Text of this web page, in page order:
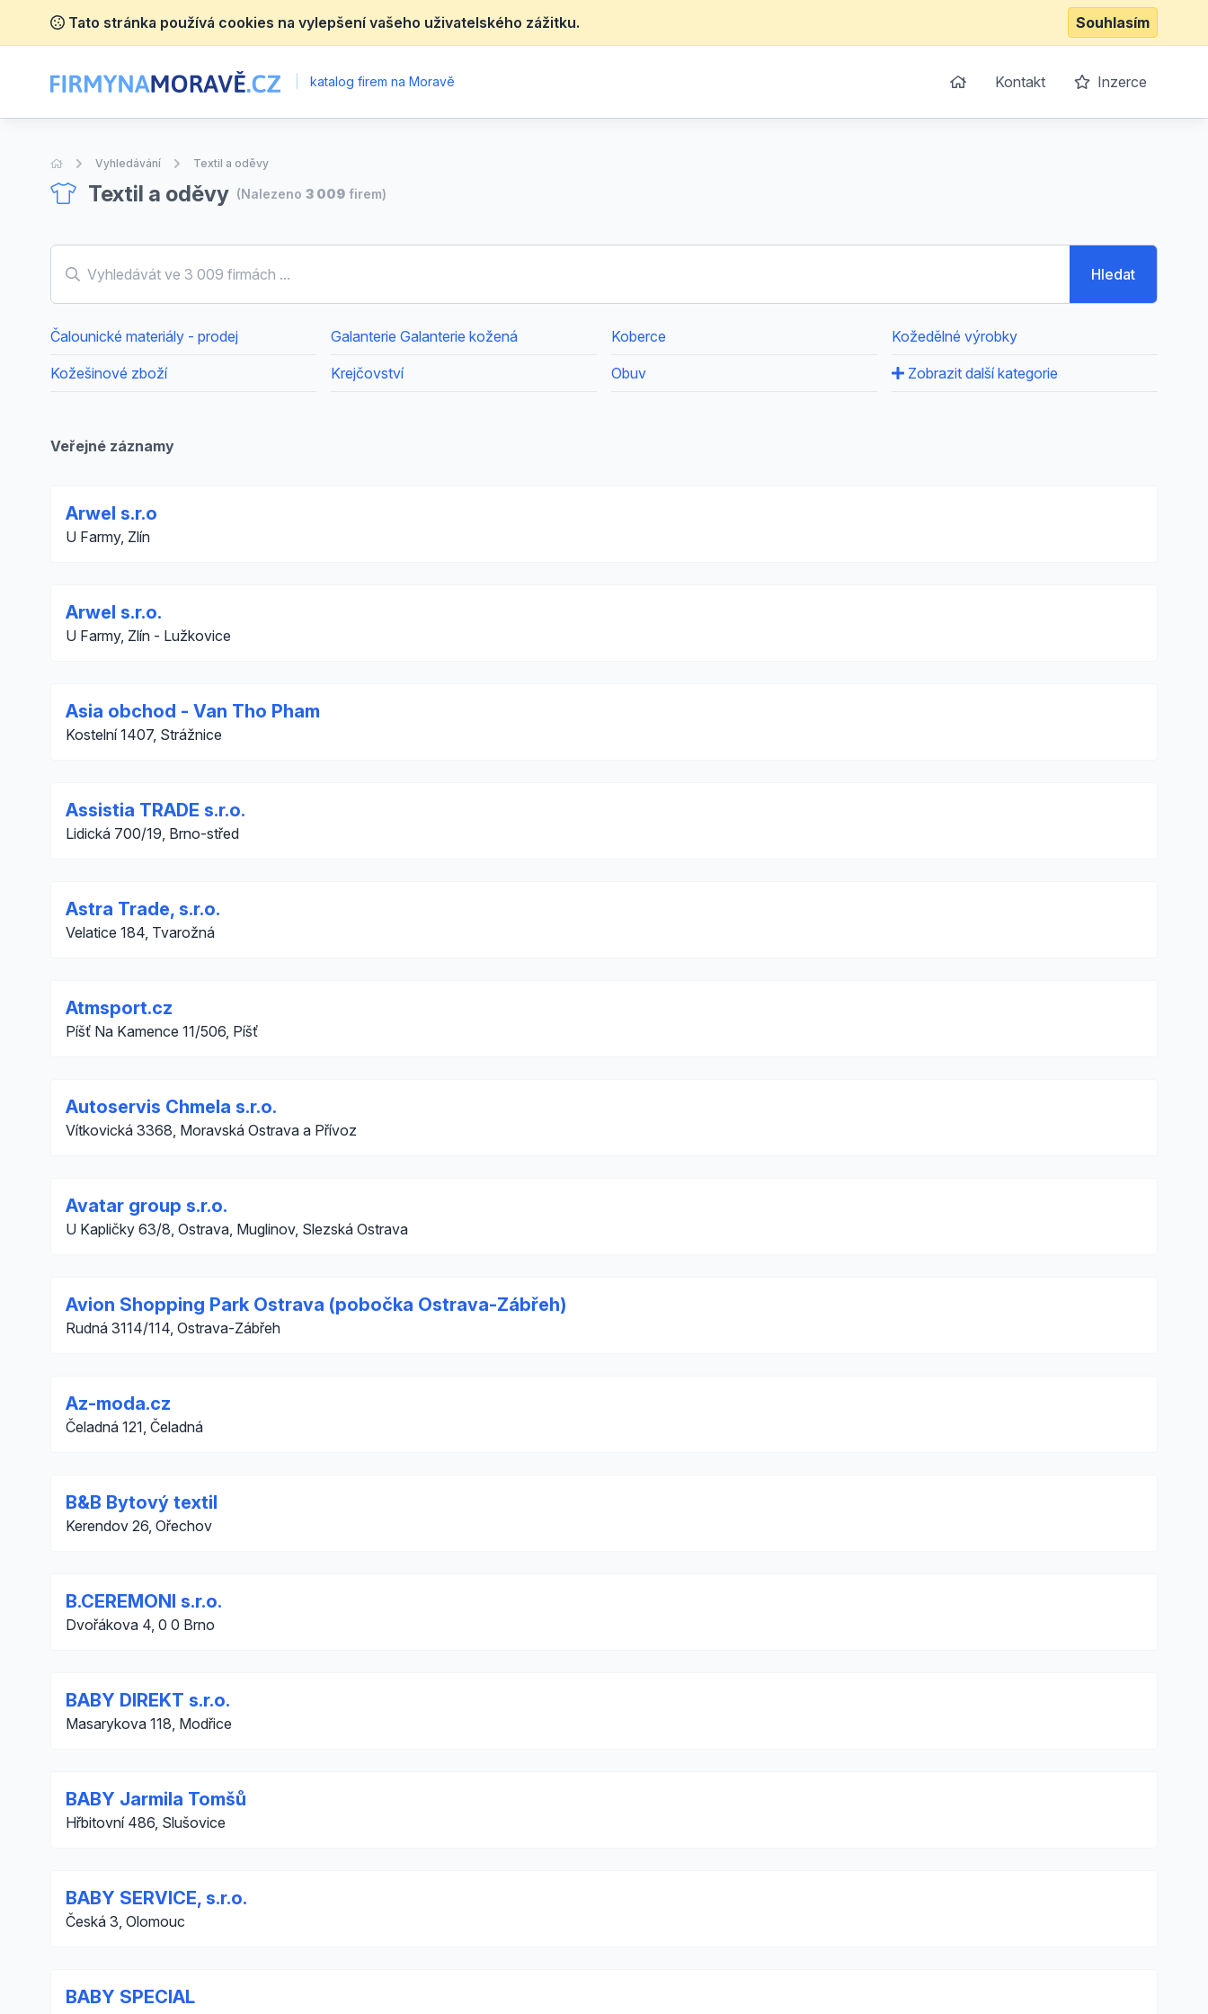
Tato stránka používá cookies na vylepšení vašeho uživatelského zážitku. Souhlasím
katalog firem na Moravě Kontakt Inzerce
Úvodní stránka
Vyhledávání Textil a oděvy
Textil a oděvy (Nalezeno 3 009 firem)
Hledat
Čalounické materiály - prodej Galanterie Galanterie kožená Koberce Kožedělné výrobky
Kožešinové zboží Krejčovství Obuv Zobrazit další kategorie
Veřejné záznamy
Arwel s.r.o
U Farmy, Zlín
Arwel s.r.o.
U Farmy, Zlín - Lužkovice
Asia obchod - Van Tho Pham
Kostelní 1407, Strážnice
Assistia TRADE s.r.o.
Lidická 700/19, Brno-střed
Astra Trade, s.r.o.
Velatice 184, Tvarožná
Atmsport.cz
Píšť Na Kamence 11/506, Píšť
Autoservis Chmela s.r.o.
Vítkovická 3368, Moravská Ostrava a Přívoz
Avatar group s.r.o.
U Kapličky 63/8, Ostrava, Muglinov, Slezská Ostrava
Avion Shopping Park Ostrava (pobočka Ostrava-Zábřeh)
Rudná 3114/114, Ostrava-Zábřeh
Az-moda.cz
Čeladná 121, Čeladná
B&B Bytový textil
Kerendov 26, Ořechov
B.CEREMONI s.r.o.
Dvořákova 4, 0 0 Brno
BABY DIREKT s.r.o.
Masarykova 118, Modřice
BABY Jarmila Tomšů
Hřbitovní 486, Slušovice
BABY SERVICE, s.r.o.
Česká 3, Olomouc
BABY SPECIAL